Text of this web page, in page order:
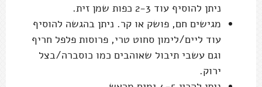
ניתן להוסיף עוד 2-3 כפות שמן זית.
מגישים חם, פושק או קר. ניתן בהגשה להוסיף
עוד ליים/לימון סחוט טרי, פרוסות פלפל חריף
וגם עשבי תיבול שאוהבים כמו כוסברה/בצל
ירוק.